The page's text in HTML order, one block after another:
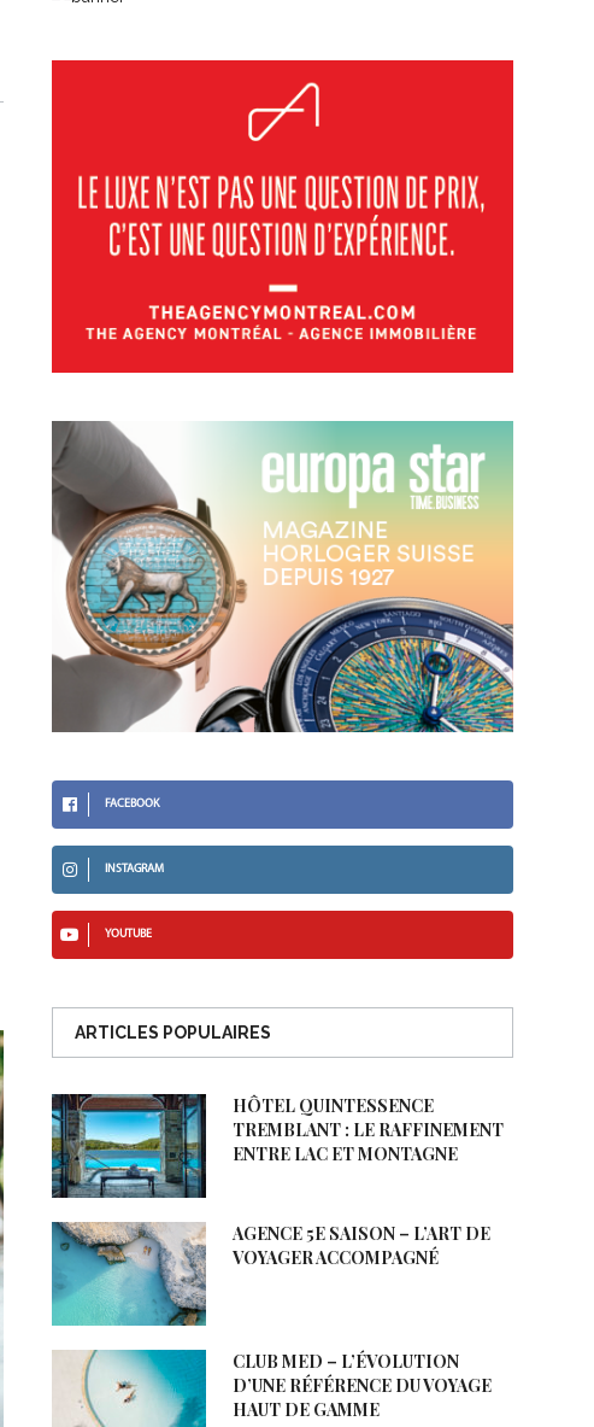
FACEBOOK
INSTAGRAM
YOUTUBE
ARTICLES POPULAIRES
HÔTEL QUINTESSENCE
TREMBLANT : LE RAFFINEMENT
ENTRE LAC ET MONTAGNE
AGENCE 5E SAISON – L’ART DE
VOYAGER ACCOMPAGNÉ
CLUB MED – L’ÉVOLUTION
D’UNE RÉFÉRENCE DU VOYAGE
HAUT DE GAMME